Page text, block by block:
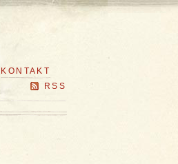
KONTAKT
RSS